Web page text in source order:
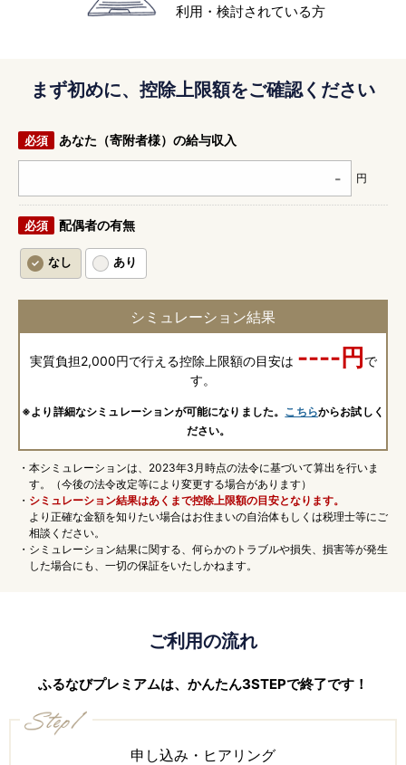
利用・検討されている方
まず初めに、控除上限額をご確認ください
あなた（寄附者様）の給与収入
円
配偶者の有無
なし あり
シミュレーション結果
実質負担2,000円で行える控除上限額の目安は ----円 で
す。
※より詳細なシミュレーションが可能になりました。 こちらからお試しく
ださい。
・本シミュレーションは、2023年3月時点の法令に基づいて算出を行いま
す。（今後の法令改定等により変更する場合があります）
・ シミュレーション結果はあくまで控除上限額の目安となります。
より正確な金額を知りたい場合はお住まいの自治体もしくは税理士等にご
相談ください。
・シミュレーション結果に関する、何らかのトラブルや損失、損害等が発生
した場合にも、一切の保証をいたしかねます。
ご利用の流れ
ふるなびプレミアムは、かんたん3STEPで終了です！
申し込み・ヒアリング